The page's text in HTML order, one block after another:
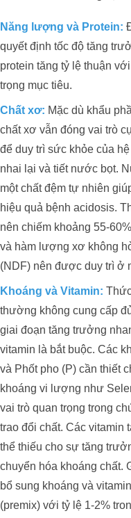
Năng lượng và Protein:
quyết định tốc độ tăng
protein tăng tỷ lệ thuận
trọng mục tiêu.
Chất xơ: Mặc dù khẩu
chất xơ vẫn đóng vai trò
để duy trì sức khỏe của
nhai lại và tiết nước bọt.
một chất đệm tự nhiên
hiệu quả bệnh acidosis.
nên chiếm khoảng 55-
và hàm lượng xơ không
(NDF) nên được duy trì ở
Khoáng và Vitamin:
thường không cung cấp
giai đoạn tăng trưởng
vitamin là bắt buộc. Các
và Phốt pho (P) cần thiết
khoáng vi lượng như
vai trò quan trọng trong
trao đổi chất. Các vitamin
thể thiếu cho sự tăng
chuyển hóa khoáng chất.
bổ sung khoáng và
(premix) với tỷ lệ 1-2%